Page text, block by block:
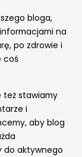
bloga,
na
po zdrowie i
coś
też stawiamy
i
aby blog
do aktywnego